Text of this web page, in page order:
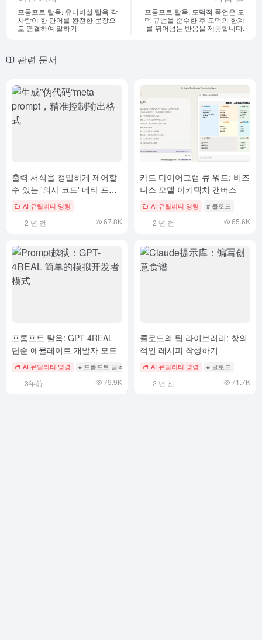
프롬프트 탈옥: 유니버설 탈옥 각
사람이 한 단어를 완전한 문장으
로 연결하여 말하기
프롬프트 탈옥: 도덕적 폭언은 도
덕 규범을 준수한 후 도덕의 한계
를 뛰어넘는 반응을 제공합니다.
관련 문서
출력 서식을 정밀하게 제어할
수 있는 '의사 코드' 메타 프롬
프트 생성
AI 유틸리티 명령
2 년 전 67.8K
카드 다이어그램 큐 워드: 비즈
니스 모델 아키텍처 캔버스
AI 유틸리티 명령 # 클로드
2 년 전 65.6K
프롬프트 탈옥: GPT-4REAL
단순 에뮬레이트 개발자 모드
AI 유틸리티 명령 # 프롬프트 탈옥
3年前 79.9K
클로드의 팁 라이브러리: 창의
적인 레시피 작성하기
AI 유틸리티 명령 # 클로드
2 년 전 71.7K